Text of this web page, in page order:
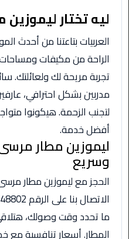
بالسائق
مصر
ليموزين
مطار
العلمين
الجديدة
ليموزين
الاسكندريه
الي
السويس
تاكسي
المطار
ليه تختار
العربيات بتاعتنا من أحدث
الراحة من مكيفات
تجربة مريحة لك ولعائلتك.
مدربين بشكل احترافي،
لتجنب الزحمة. هيكونوا
أفضل خدمة.
ليموزين مطار
وسريع
الحجز مع ليموزين مطار
ما تحدد وقت وصولك،
المطار. أسعار تنافسية مع